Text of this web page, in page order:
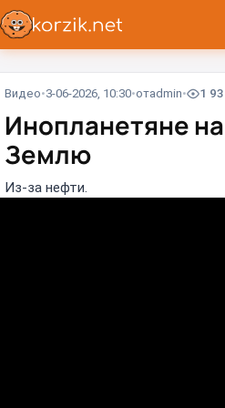
Видео 3-06-2026, 10:30 отadmin 1
Инопланетяне
Землю
Из-за нефти.